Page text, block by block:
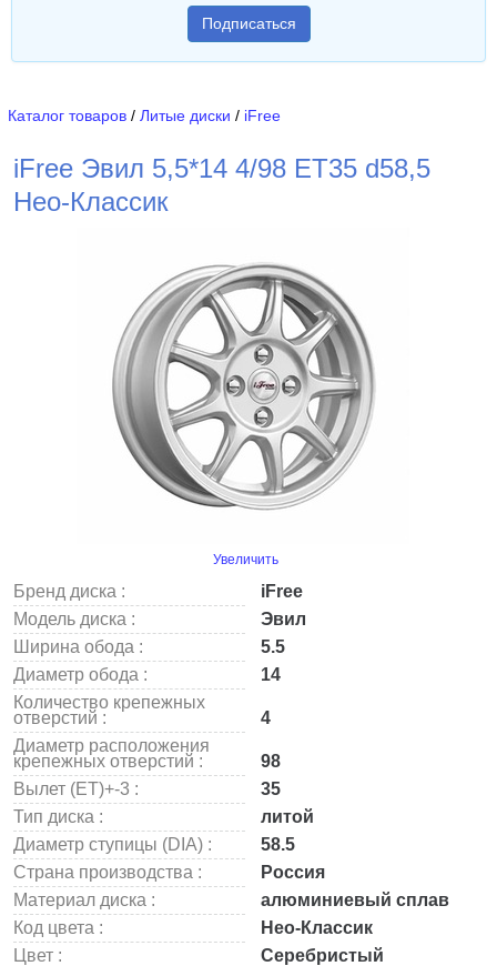
Подписаться
Каталог товаров / Литые диски / iFree
iFree Эвил 5,5*14 4/98 ET35 d58,5
Нео-Классик
Увеличить
Бренд диска :
iFree
Модель диска :
Эвил
Ширина обода :
5.5
Диаметр обода :
14
Количество крепежных
отверстий :
4
Диаметр расположения
крепежных отверстий :
98
Вылет (ET)+-3 :
35
Тип диска :
литой
Диаметр ступицы (DIA) :
58.5
Страна производства :
Россия
Материал диска :
алюминиевый сплав
Код цвета :
Нео-Классик
Цвет :
Серебристый